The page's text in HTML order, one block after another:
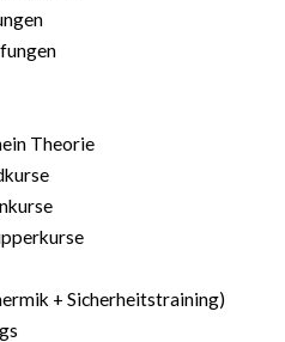
Theorie
+ Sicherheitstraining)